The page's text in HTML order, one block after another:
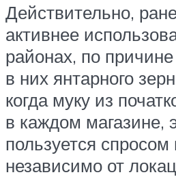
Действительно,
активнее
районах, по
в них янтарного
когда муку из
в каждом магазине,
пользуется
независимо от